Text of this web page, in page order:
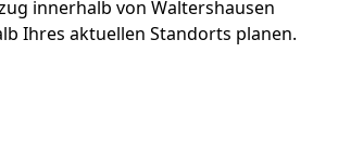
innerhalb von Waltershausen
Ihres aktuellen Standorts planen.